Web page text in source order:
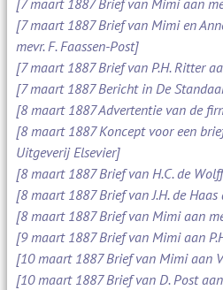
[7 maart 1887 Brief van Mimi en
mevr. F. Faassen-Post]
[7 maart 1887 Brief van P.H. Ritter
[7 maart 1887 Bericht in De
[8 maart 1887 Advertentie van de
[8 maart 1887 Koncept voor een
Uitgeverij Elsevier]
[8 maart 1887 Brief van H.C. de
[8 maart 1887 Brief van J.H. de
[8 maart 1887 Brief van Mimi aan
[9 maart 1887 Brief van Mimi aan
[10 maart 1887 Brief van Mimi aan
[10 maart 1887 Brief van D. Post